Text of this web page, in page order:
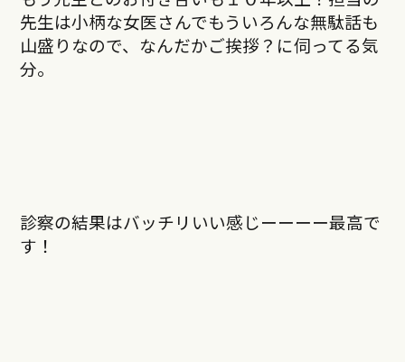
先生は小柄な女医さんでもういろんな無駄話も
山盛りなので、なんだかご挨拶？に伺ってる気
分。
診察の結果はバッチリいい感じーーーー最高で
す！